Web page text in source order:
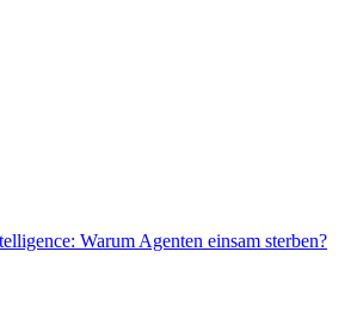
Warum Agenten einsam sterben?